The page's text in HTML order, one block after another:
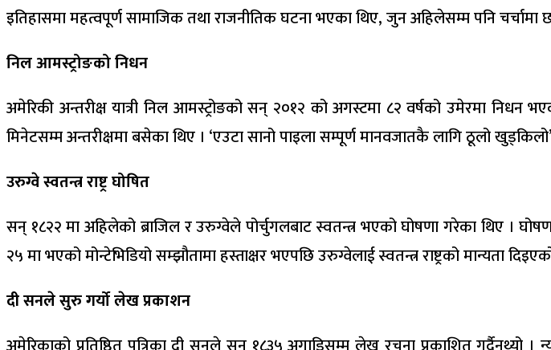
इतिहासमा महत्वपूर्ण सामाजिक तथा राजनीतिक घटना भएका थिए, जुन अहिलेसम्म पनि
निल आमस्ट्रोङको निधन
अमेरिकी अन्तरीक्ष यात्री निल आमस्ट्रोङको सन् २०१२ को अगस्टमा ८२ वर्षको उमेरमा निधन
मिनेटसम्म अन्तरीक्षमा बसेका थिए । ‘एउटा सानो पाइला सम्पूर्ण मानवजातकै लागि ठूलो
उरुग्वे स्वतन्त्र राष्ट्र घोषित
सन् १८२२ मा अहिलेको ब्राजिल र उरुग्वेले पोर्चुगलबाट स्वतन्त्र भएको घोषणा गरेका थिए ।
२५ मा भएको मोन्टेभिडियो सम्झौतामा हस्ताक्षर भएपछि उरुग्वेलाई स्वतन्त्र राष्ट्रको मान्यता
दी सनले सुरु गर्यो लेख प्रकाशन